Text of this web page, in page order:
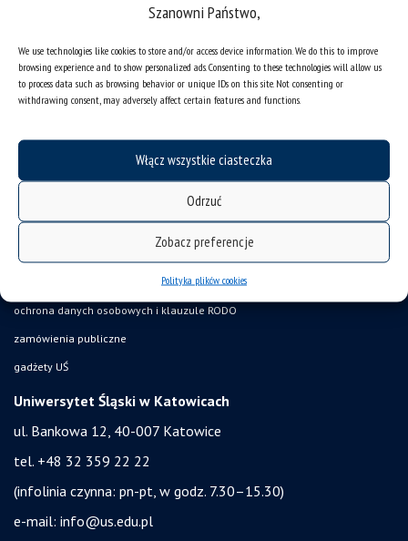
Szanowni Państwo,
We use technologies like cookies to store and/or access device information. We do this to improve
browsing experience and to show personalized ads. Consenting to these technologies will allow us
to process data such as browsing behavior or unique IDs on this site. Not consenting or
withdrawing consent, may adversely affect certain features and functions.
Włącz wszystkie ciasteczka
Odrzuć
Zobacz preferencje
Polityka plików cookies
ogłoszenia
oferty pracy
baza noclegowa
akty prawne UŚ
bezpieczeństwo w uczelni
ochrona danych osobowych i klauzule RODO
zamówienia publiczne
gadżety UŚ
Uniwersytet Śląski w Katowicach
ul. Bankowa 12, 40-007 Katowice
tel. +48 32 359 22 22
(infolinia czynna: pn-pt, w godz. 7.30–15.30)
e-mail: info@us.edu.pl